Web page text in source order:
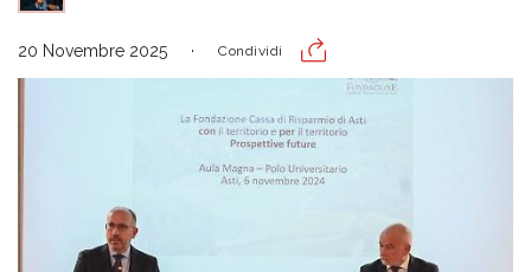
20 Novembre 2025 Condividi